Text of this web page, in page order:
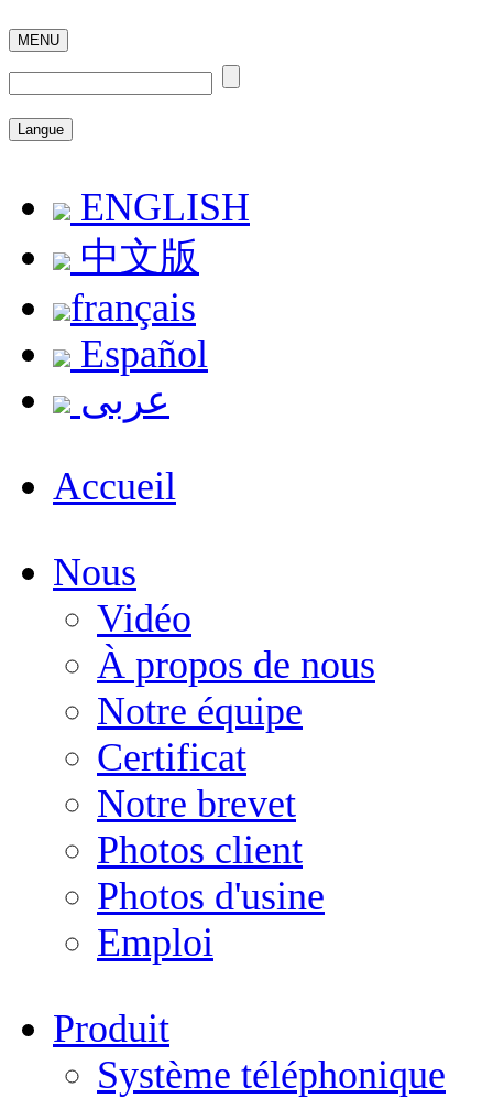
MENU
Langue
ENGLISH
中文版
français
Español
عربى
Accueil
Nous
Vidéo
À propos de nous
Notre équipe
Certificat
Notre brevet
Photos client
Photos d'usine
Emploi
Produit
Système téléphonique